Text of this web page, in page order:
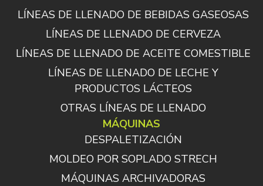
LÍNEAS DE LLENADO DE BEBIDAS GASEOSAS
LÍNEAS DE LLENADO DE CERVEZA
LÍNEAS DE LLENADO DE ACEITE COMESTIBLE
LÍNEAS DE LLENADO DE LECHE Y
PRODUCTOS LÁCTEOS
OTRAS LÍNEAS DE LLENADO
MÁQUINAS
DESPALETIZACIÓN
MOLDEO POR SOPLADO STRECH
MÁQUINAS ARCHIVADORAS